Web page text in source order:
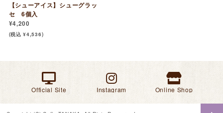
【シューアイス】シューグラッ
セ 6個入
¥4,200
(税込 ¥4,536)
Official Site Instagram Online Shop